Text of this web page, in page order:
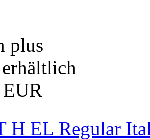
plus
EUR
H EL Regular